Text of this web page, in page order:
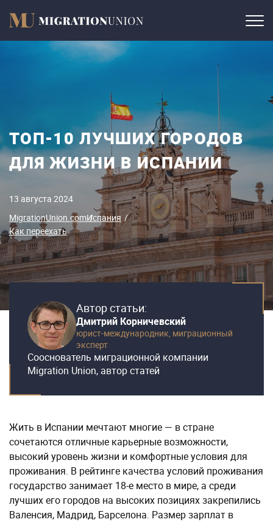
ТОП-10 ЛУЧШИХ ГОРОДОВ
ДЛЯ ЖИЗНИ В ИСПАНИИ
13 августа 2024
MigrationUnion.comИспания
Как переехать
Автор статьи:
Дмитрий Корничевский
юрист-международник, миграционный
эксперт
Сооснователь миграционной компании
Migration Union, автор статей
Жить в Испании мечтают многие — в стране
сочетаются отличные карьерные возможности,
высокий уровень жизни и комфортные условия для
проживания. В рейтинге качества условий проживания
государство занимает 18-е место в мире, а среди
лучших его городов на высоких позициях закрепились
Валенсия, Мадрид, Барселона. Размер зарплат в